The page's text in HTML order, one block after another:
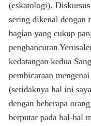
(eskatologi).
sering dikenal dengan
bagian yang cukup
penghancuran
kedatangan kedua
pembicaraan
(setidaknya hal ini
dengan beberapa
berputar pada hal-hal